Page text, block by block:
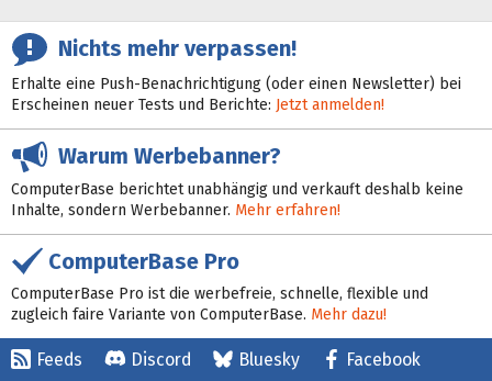
Nichts mehr verpassen!
Erhalte eine Push-Benachrichtigung (oder einen Newsletter) bei
Erscheinen neuer Tests und Berichte: Jetzt anmelden!
Warum Werbebanner?
ComputerBase berichtet unabhängig und verkauft deshalb keine
Inhalte, sondern Werbebanner. Mehr erfahren!
ComputerBase Pro
ComputerBase Pro ist die werbefreie, schnelle, flexible und
zugleich faire Variante von ComputerBase. Mehr dazu!
Feeds Discord Bluesky Facebook